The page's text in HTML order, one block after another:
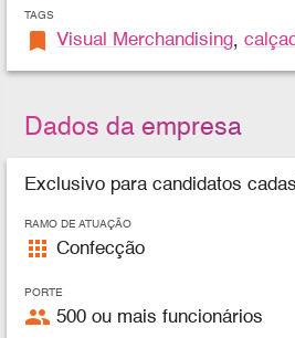
TAGS
bookmark Visual Merchandising,
Dados da empresa
Exclusivo para candidatos
RAMO DE ATUAÇÃO
apps Confecção
PORTE
people 500 ou mais funcionários